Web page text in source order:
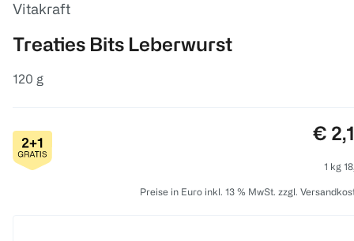
Vitakraft
Treaties Bits Leberwurst
120 g
€
1 kg
Preise in Euro inkl. 13 % MwSt. zzgl.